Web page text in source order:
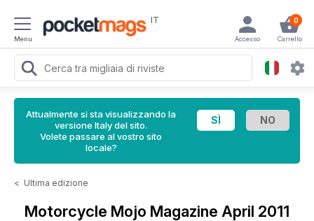
Menu
IT 0
Carrello
Accesso
Attualmente si sta visualizzando la
versione Italy del sito.
Volete passare al vostro sito
locale?
< Ultima edizione
Motorcycle Mojo Magazine April 2011